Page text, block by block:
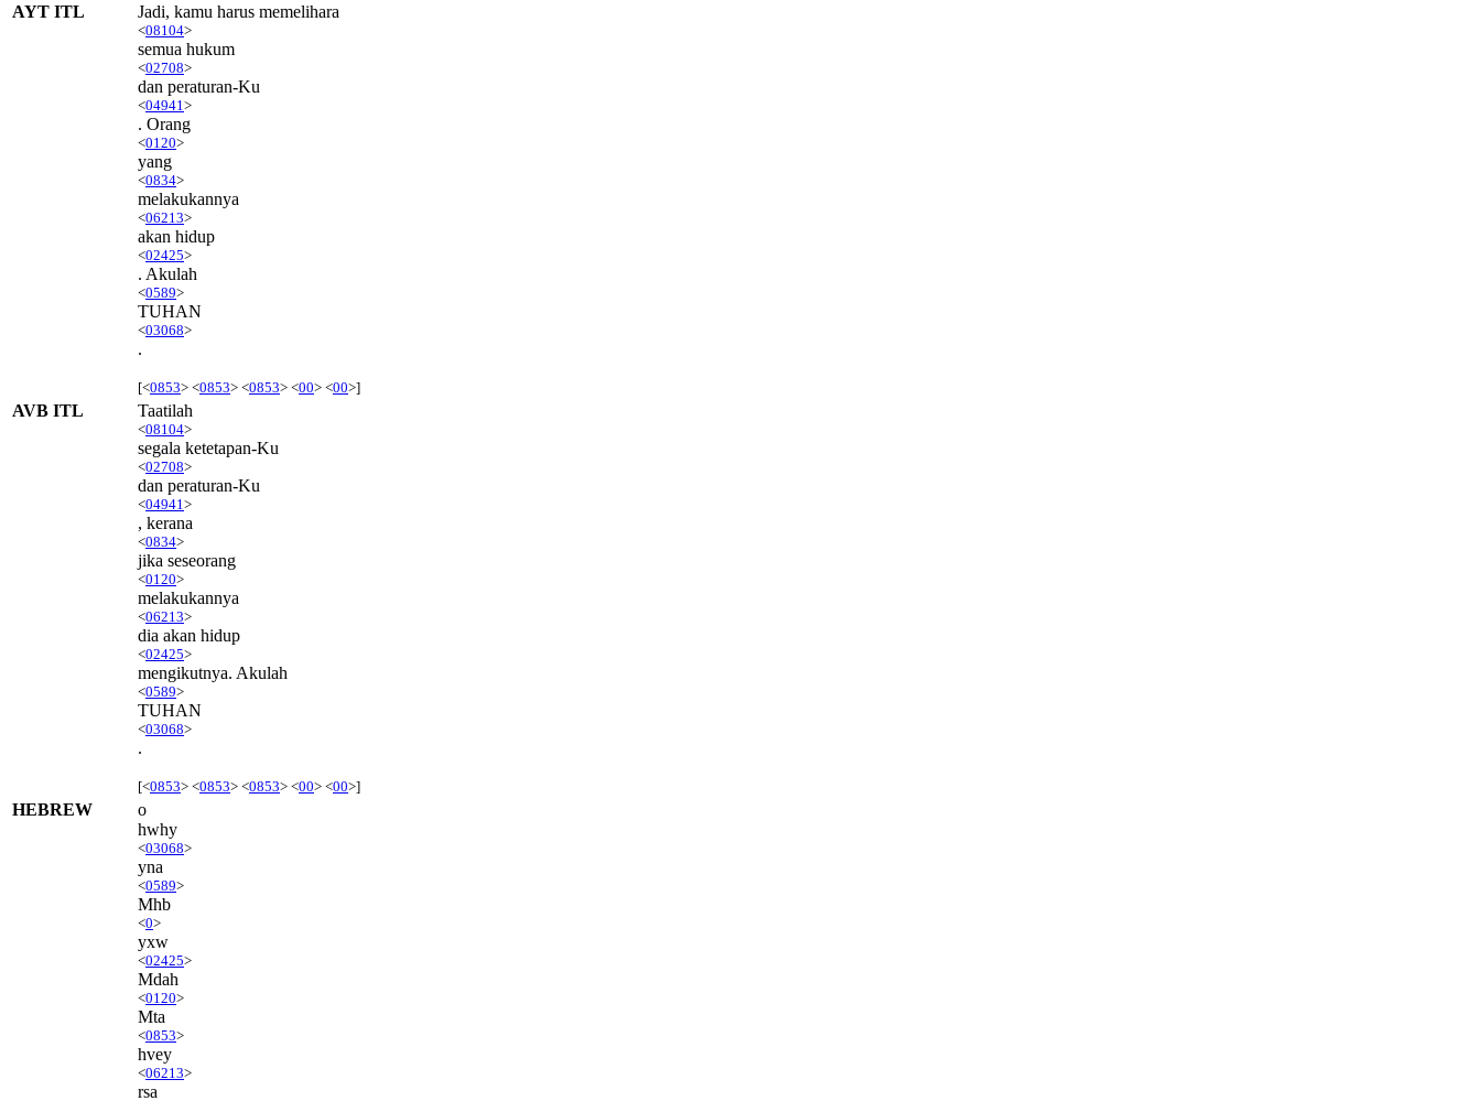
AYT ITL
Jadi, kamu harus memelihara
<08104>
semua hukum
<02708>
dan peraturan-Ku
<04941 >
. Orang
<0120>
yang
<0834>
melakukannya
<06213>
akan hidup
<02425>
. Akulah
<0589>
TUHAN
<03068>
.
[<0853> <0853> <0853> <00> <00>]
AVB ITL Taatilah
<08104>
segala ketetapan-Ku
<02708>
dan peraturan-Ku
<04941 >
, kerana
<0834>
jika seseorang
<0120>
melakukannya
<06213>
dia akan hidup
<02425>
mengikutnya. Akulah
<0589>
TUHAN
<03068>
.
[<0853> <0853> <0853> <00> <00>]
HEBREW
o
hwhy
<03068>
yna
<0589>
Mhb
<0>
yxw
<02425>
Mdah
<0120>
Mta
<0853>
hvey
<06213>
rsa